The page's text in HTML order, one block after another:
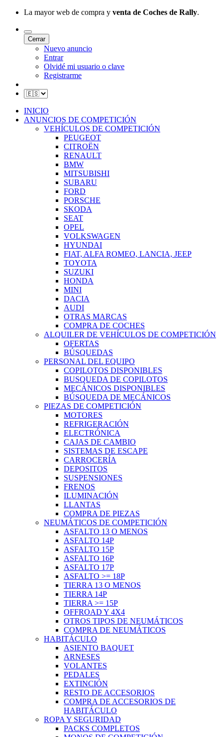
La mayor web de compra y venta de Coches de Rally.
Cerrar
Nuevo anuncio
Entrar
Olvidé mi usuario o clave
Registrarme
INICIO
ANUNCIOS DE COMPETICIÓN
VEHÍCULOS DE COMPETICIÓN
PEUGEOT
CITROËN
RENAULT
BMW
MITSUBISHI
SUBARU
FORD
PORSCHE
SKODA
SEAT
OPEL
VOLKSWAGEN
HYUNDAI
FIAT, ALFA ROMEO, LANCIA, JEEP
TOYOTA
SUZUKI
HONDA
MINI
DACIA
AUDI
OTRAS MARCAS
COMPRA DE COCHES
ALQUILER DE VEHÍCULOS DE COMPETICIÓN
OFERTAS
BÚSQUEDAS
PERSONAL DEL EQUIPO
COPILOTOS DISPONIBLES
BUSQUEDA DE COPILOTOS
MECÁNICOS DISPONIBLES
BÚSQUEDA DE MECÁNICOS
PIEZAS DE COMPETICIÓN
MOTORES
REFRIGERACIÓN
ELECTRÓNICA
CAJAS DE CAMBIO
SISTEMAS DE ESCAPE
CARROCERÍA
DEPOSITOS
SUSPENSIONES
FRENOS
ILUMINACIÓN
LLANTAS
COMPRA DE PIEZAS
NEUMÁTICOS DE COMPETICIÓN
ASFALTO 13 O MENOS
ASFALTO 14P
ASFALTO 15P
ASFALTO 16P
ASFALTO 17P
ASFALTO >= 18P
TIERRA 13 O MENOS
TIERRA 14P
TIERRA >= 15P
OFFROAD Y 4X4
OTROS TIPOS DE NEUMÁTICOS
COMPRA DE NEUMÁTICOS
HABITÁCULO
ASIENTO BAQUET
ARNESES
VOLANTES
PEDALES
EXTINCIÓN
RESTO DE ACCESORIOS
COMPRA DE ACCESORIOS DE
HABITÁCULO
ROPA Y SEGURIDAD
PACKS COMPLETOS